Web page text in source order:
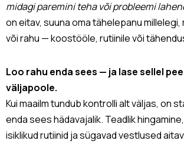
midagi paremini teha või probleemi
on eitav, suuna oma tähelepanu
või rahu — koostööle, rutiinile või
Loo rahu enda sees — ja lase sellel
väljapoole.
Kui maailm tundub kontrolli alt väljas, on
enda sees hädavajalik. Teadlik
isiklikud rutiinid ja sügavad vestlused